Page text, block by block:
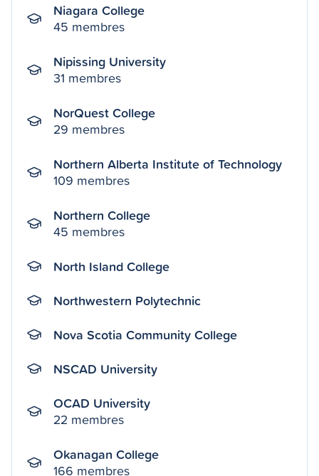
Niagara College
45 membres
Nipissing University
31 membres
NorQuest College
29 membres
Northern Alberta Institute of Technology
109 membres
Northern College
45 membres
North Island College
Northwestern Polytechnic
Nova Scotia Community College
NSCAD University
OCAD University
22 membres
Okanagan College
166 membres